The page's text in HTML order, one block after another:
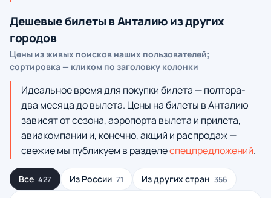
Дешевые билеты в Анталию из других
городов
Цены из живых поисков наших пользователей;
сортировка — кликом по заголовку колонки
Идеальное время для покупки билета — полтора-
два месяца до вылета. Цены на билеты в Анталию
зависят от сезона, аэропорта вылета и прилета,
авиакомпании и, конечно, акций и распродаж —
свежие мы публикуем в разделеспецпредложений.
Все 427 Из России 71 Из других стран 356